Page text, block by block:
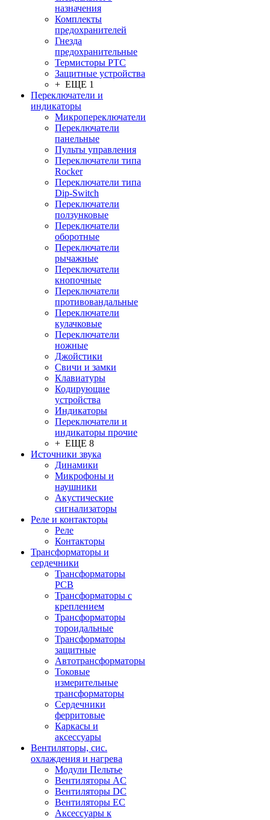
назначения
Комплекты
предохранителей
Гнезда
предохранительные
Термисторы PTC
Защитные устройства
+ ЕЩЕ 1
Переключатели и
индикаторы
Микропереключатели
Переключатели
панельные
Пульты управления
Переключатели типа
Rocker
Переключатели типа
Dip-Switch
Переключатели
ползунковые
Переключатели
оборотные
Переключатели
рычажные
Переключатели
кнопочные
Переключатели
противовандальные
Переключатели
кулачковые
Переключатели
ножные
Джойстики
Свичи и замки
Клавиатуры
Кодирующие
устройства
Индикаторы
Переключатели и
индикаторы прочие
+ ЕЩЕ 8
Источники звука
Динамики
Микрофоны и
наушники
Акустические
сигнализаторы
Реле и контакторы
Реле
Контакторы
Трансформаторы и
сердечники
Трансформаторы
PCB
Трансформаторы с
креплением
Трансформаторы
тороидальные
Трансформаторы
защитные
Автотрансформаторы
Токовые
измерительные
трансформаторы
Сердечники
ферритовые
Каркасы и
аксессуары
Вентиляторы, сис.
охлаждения и нагрева
Модули Пельтье
Вентиляторы AC
Вентиляторы DC
Вентиляторы EC
Аксессуары к